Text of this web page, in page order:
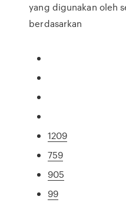
yang digunakan oleh
berdasarkan
1209
759
905
99